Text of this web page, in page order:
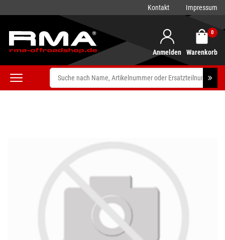
Kontakt Impressum
Anmelden
0
Warenkorb